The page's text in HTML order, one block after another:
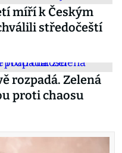
míří k Českým
středočeští
rozpadá. Zelená
proti chaosu